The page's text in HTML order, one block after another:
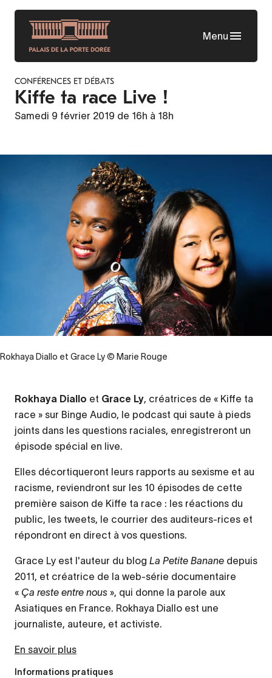
Aller
contenu
principal
Menu
CONFÉRENCES ET DÉBATS
Kiffe ta race Live !
Samedi 9 février 2019 de 16h à 18h
Rokhaya Diallo et Grace Ly © Marie Rouge
Contenu
d’origine
Rokhaya Diallo et Grace Ly, créatrices de « Kiffe ta
race » sur Binge Audio, le podcast qui saute à pieds
joints dans les questions raciales, enregistreront un
épisode spécial en live.
Elles décortiqueront leurs rapports au sexisme et au
racisme, reviendront sur les 10 épisodes de cette
première saison de Kiffe ta race : les réactions du
public, les tweets, le courrier des auditeurs-rices et
répondront en direct à vos questions.
Grace Ly est l'auteur du blog La Petite Banane depuis
2011, et créatrice de la web-série documentaire
« Ça reste entre nous », qui donne la parole aux
Asiatiques en France. Rokhaya Diallo est une
journaliste, auteure, et activiste.
En savoir plus
Informations pratiques